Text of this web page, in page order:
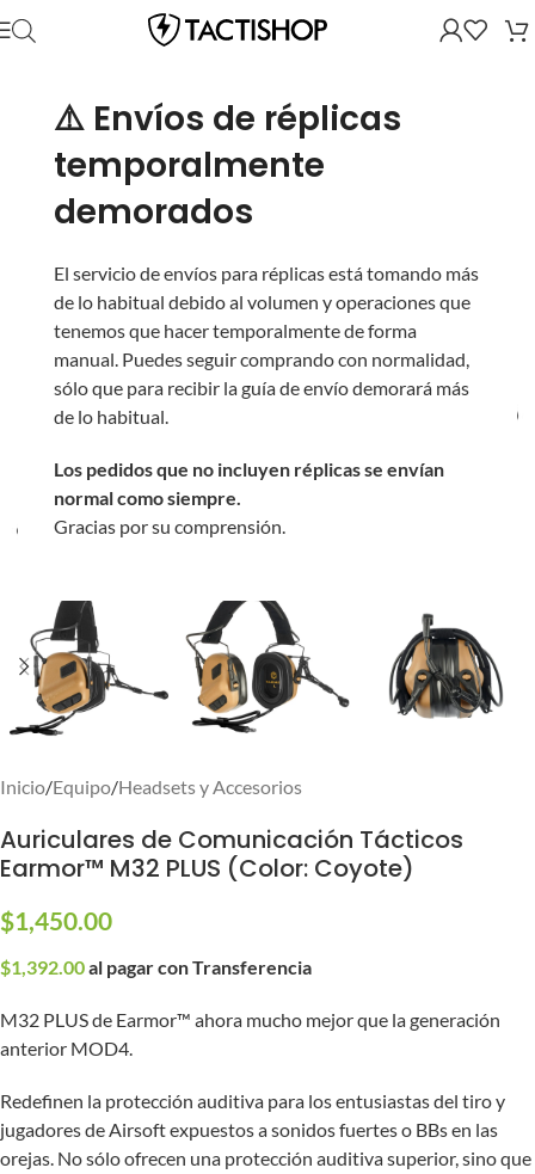
⚠️ Envíos de réplicas
temporalmente
demorados
El servicio de envíos para réplicas está tomando más
de lo habitual debido al volumen y operaciones que
tenemos que hacer temporalmente de forma
manual. Puedes seguir comprando con normalidad,
sólo que para recibir la guía de envío demorará más
de lo habitual.
Los pedidos que no incluyen réplicas se envían
normal como siempre.
Gracias por su comprensión.
Inicio/Equipo/Headsets y Accesorios
Auriculares de Comunicación Tácticos
Earmor™ M32 PLUS (Color: Coyote)
$1,450.00
$1,392.00al pagar con Transferencia
M32 PLUS de Earmor™ ahora mucho mejor que la generación
anterior MOD4.
Redefinen la protección auditiva para los entusiastas del tiro y
jugadores de Airsoft expuestos a sonidos fuertes o BBs en las
orejas. No sólo ofrecen una protección auditiva superior, sino que